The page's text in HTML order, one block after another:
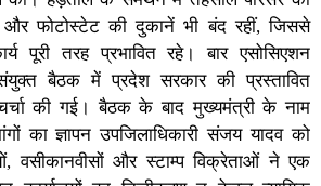
और फोटोस्टेट की दुकानें भी बंद रहीं, जिससे
पूरी तरह प्रभावित रहे। बार एसोसिएशन
बैठक में प्रदेश सरकार की प्रस्तावित
चर्चा की गई। बैठक के बाद मुख्यमंत्री के नाम
का ज्ञापन उपजिलाधिकारी संजय यादव को
वसीकानवीसों और स्टाम्प विक्रेताओं ने एक